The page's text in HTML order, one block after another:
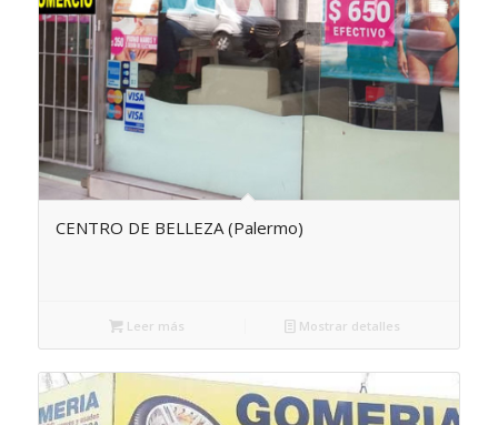
CENTRO DE BELLEZA (Palermo)
Leer más Mostrar detalles